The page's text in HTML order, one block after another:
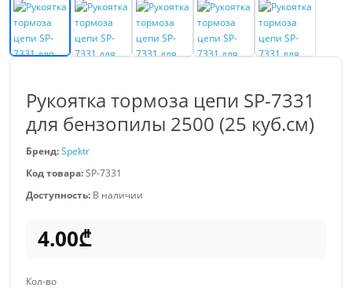
Рукоятка тормоза цепи SP-7331
для бензопилы 2500 (25 куб.см)
Бренд:Spektr
Код товара:SP-7331
Доступность: В наличии
4.00₾
Кол-во